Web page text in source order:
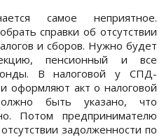
самое неприятное.
справки об отсутствии
и сборов. Нужно будет
пенсионный и все
В налоговой у СПД-
оформляют акт о налоговой
быть указано, что
Потом предпринимателю
задолженности по